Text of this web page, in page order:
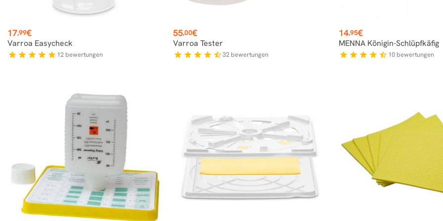
Preis
17,99€
Varroa Easycheck
star star star star star 12 bewertungen
Preis
55,00€
Varroa Tester
star star star star star_half32 bewertungen
Preis
14,95€
MENNA Königin-Schlüpfkäfig
star star star star star_half 10 bewertungen